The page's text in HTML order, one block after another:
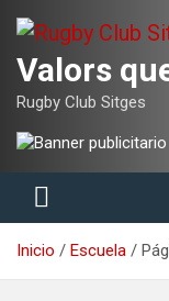
contenido
Rugby Club Sitges
Inicio Escuela